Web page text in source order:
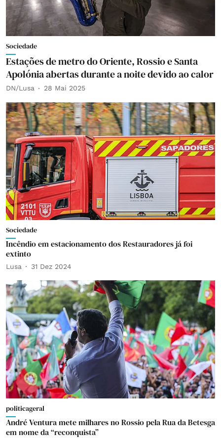
Sociedade
Estações de metro do Oriente, Rossio e Santa
Apolónia abertas durante a noite devido ao calor
DN/Lusa 28 Mai 2025
Sociedade
Incêndio em estacionamento dos Restauradores já foi
extinto
Lusa 31 Dez 2024
politicageral
André Ventura mete milhares no Rossio pela Rua da Betesga
em nome da “reconquista”